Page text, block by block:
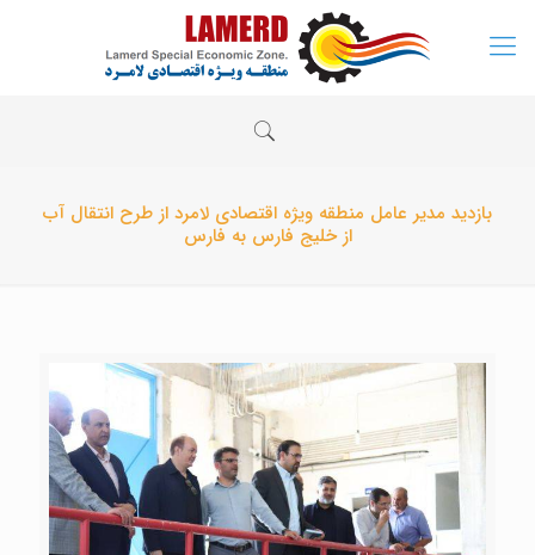
بازدید مدیر عامل منطقه ویژه اقتصادی لامرد از طرح انتقال آب
از خلیج فارس به فارس